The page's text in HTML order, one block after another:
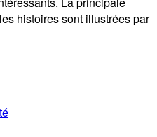
histoires sont illustrées par